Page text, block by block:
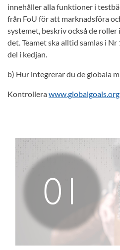
innehåller alla funktioner i
från FoU för att marknadsföra
systemet, beskriv också de
det. Teamet ska alltid samlas i
del i kedjan.
b) Hur integrerar du de globala
Kontrollerawww.globalgoals.org